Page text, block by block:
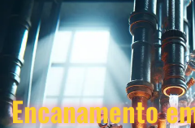
Encanamento